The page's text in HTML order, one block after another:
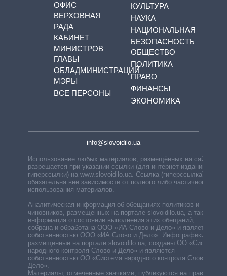
ОФИС
ВЕРХОВНАЯ
РАДА
КАБИНЕТ
МИНИСТРОВ
ГЛАВЫ
ОБЛАДМИНИСТРАЦИЙ
МЭРЫ
ВСЕ ПЕРСОНЫ
КУЛЬТУРА
НАУКА
НАЦИОНАЛЬНАЯ
БЕЗОПАСНОСТЬ
ОБЩЕСТВО
ПОЛИТИКА
ПРАВО
ФИНАНСЫ
ЭКОНОМИКА
info@slovoidilo.ua
Использование любых материалов, размещённых на сайте,
разрешается при указании ссылки (для интернет-изданий —
гиперссылки) на www.slovoidilo.ua. Ссылка (гиперссылка)
обязательна вне зависимости от полного либо частичного
использования материалов.
Аналитическая информация об обещаниях политиков и
чиновников, размещенных на портале slovoidilo.ua, а также
информация о состоянии выполнения этих обещаний,
собрана и обработана ООО «ИА Слово и Дело» и является
собственностью ООО «ИА Слово и Дело». Инфографики,
размещенные на портале slovoidilo.ua, созданы ОО «Система
народного контроля Слово и Дело» и являются
собственностью ОО «Система народного контроля Слово и
Дело».
Материалы, отмеченные значками, публикуются на правах